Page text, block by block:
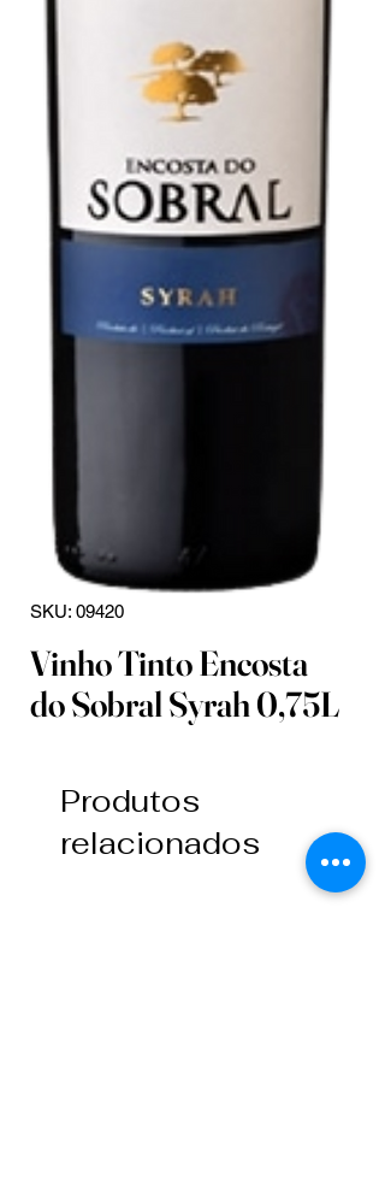
SKU: 09420
Vinho Tinto Encosta
do Sobral Syrah 0,75L
Produtos
relacionados